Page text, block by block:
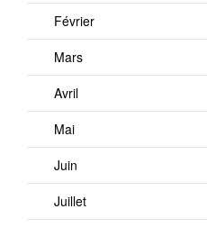
Février
Mars
Avril
Mai
Juin
Juillet